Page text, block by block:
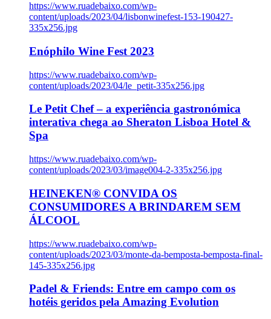
https://www.ruadebaixo.com/wp-
content/uploads/2023/04/lisbonwinefest-153-190427-
335x256.jpg
Enóphilo Wine Fest 2023
https://www.ruadebaixo.com/wp-
content/uploads/2023/04/le_petit-335x256.jpg
Le Petit Chef – a experiência gastronómica
interativa chega ao Sheraton Lisboa Hotel &
Spa
https://www.ruadebaixo.com/wp-
content/uploads/2023/03/image004-2-335x256.jpg
HEINEKEN® CONVIDA OS
CONSUMIDORES A BRINDAREM SEM
ÁLCOOL
https://www.ruadebaixo.com/wp-
content/uploads/2023/03/monte-da-bemposta-bemposta-final-
145-335x256.jpg
Padel & Friends: Entre em campo com os
hotéis geridos pela Amazing Evolution